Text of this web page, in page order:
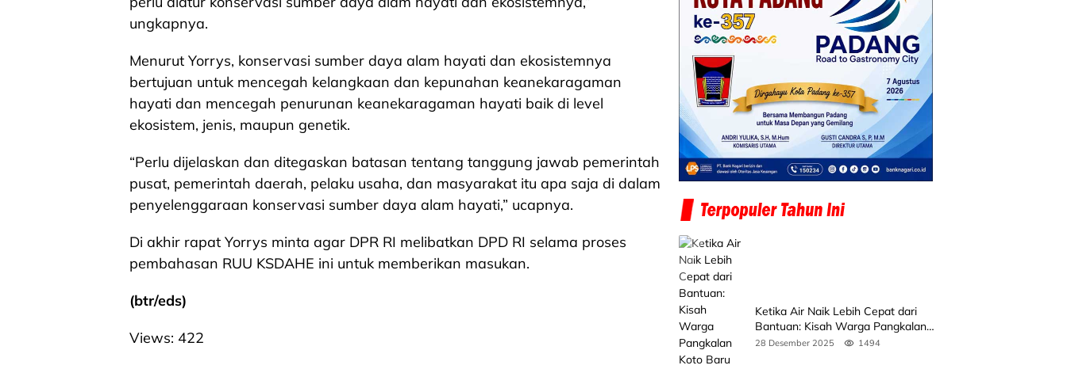
ungkapnya.
Menurut Yorrys, konservasi sumber daya alam hayati dan ekosistemnya
bertujuan untuk mencegah kelangkaan dan kepunahan keanekaragaman
hayati dan mencegah penurunan keanekaragaman hayati baik di level
ekosistem, jenis, maupun genetik.
“Perlu dijelaskan dan ditegaskan batasan tentang tanggung jawab pemerintah
pusat, pemerintah daerah, pelaku usaha, dan masyarakat itu apa saja di dalam
penyelenggaraan konservasi sumber daya alam hayati,” ucapnya.
Di akhir rapat Yorrys minta agar DPR RI melibatkan DPD RI selama proses
pembahasan RUU KSDAHE ini untuk memberikan masukan.
(btr/eds)
Views: 422
Ketika Air Naik Lebih Cepat dari
Bantuan: Kisah Warga Pangkalan
Koto Baru Bertahan di Tengah
28 Desember 2025 1494